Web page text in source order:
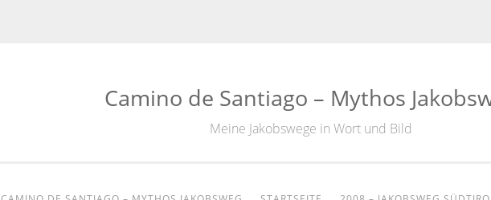
Camino de Santiago – Mythos
Meine Jakobswege in Wort und Bild